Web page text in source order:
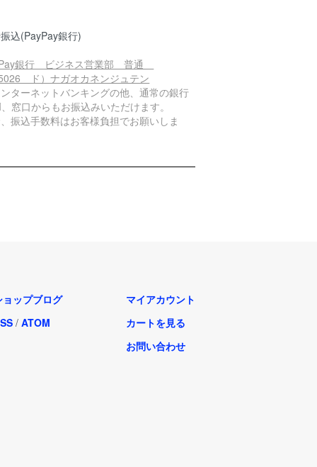
込(PayPay銀行)
銀行 ビジネス営業部 普通
ド）ナガオカネンジュテン
ターネットバンキングの他、通常の銀行
窓口からもお振込みいただけます。
振込手数料はお客様負担でお願いしま
ョップブログ
/ ATOM
マイアカウント
カートを見る
お問い合わせ